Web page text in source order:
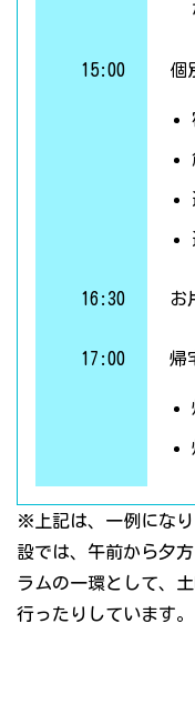
15:00 個
16:30 お
17:00 帰
※上記は、一例にな
設では、午前から夕
ラムの一環として、
行ったりしています。